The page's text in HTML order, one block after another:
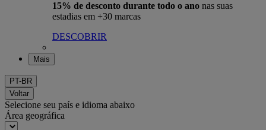
15% de desconto durante todo o ano nas suas
estadias em +30 marcas
DESCOBRIR
Mais
PT-BR
Voltar
Selecione seu país e idioma abaixo
Área geográfica